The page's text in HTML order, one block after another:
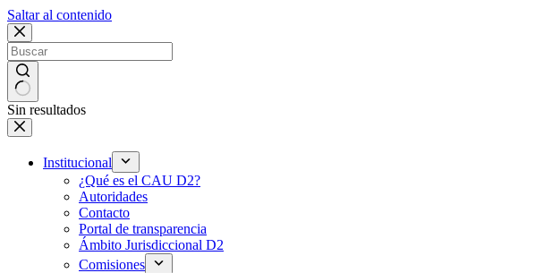
Saltar al contenido
Sin resultados
Institucional
¿Qué es el CAU D2?
Autoridades
Contacto
Portal de transparencia
Ámbito Jurisdiccional D2
Comisiones